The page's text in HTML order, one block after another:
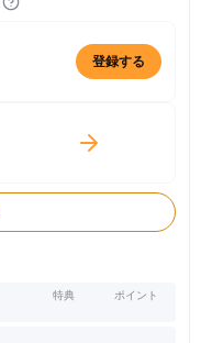
登録する
特典 ポイント